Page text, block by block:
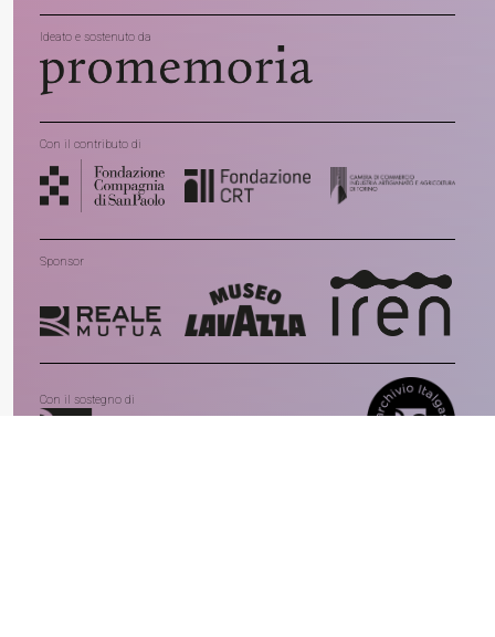
Ideato e sostenuto da
Con il contributo di
Sponsor
Con il sostegno di